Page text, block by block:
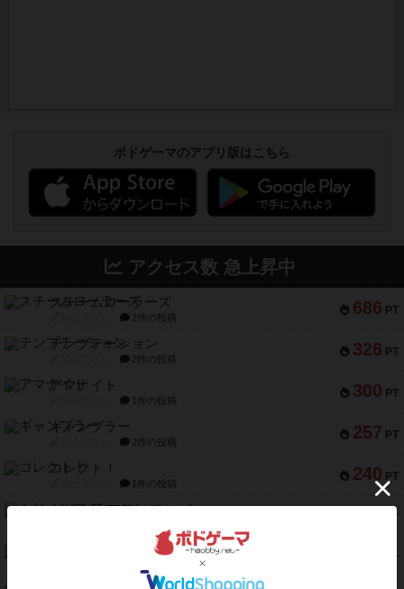
ボドゲーマのアプリ版はこちら
アクセス数 急上昇中
686 PT
スチームローラーズ
2件の投稿
326 PT
テンプテーション
2件の投稿
300 PT
アマナイト
1件の投稿
257 PT
ギャンブラー
2件の投稿
240 PT
コレクト！
1件の投稿
PT
トリオンフ ア マレンゴ
PT